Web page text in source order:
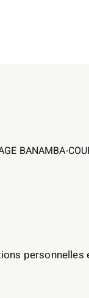
BANAMBA-
personnelles